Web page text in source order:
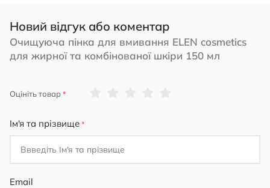
Новий відгук або коментар
Очищуюча пінка для вмивання ELEN cosmetics
для жирної та комбінованої шкіри 150 мл
Оцініть товар
Ім'я та прізвище
Email